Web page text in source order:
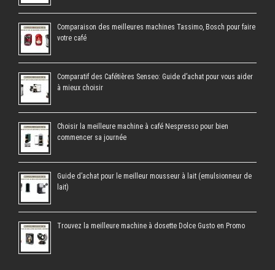
Comparaison des meilleures machines Tassimo, Bosch pour faire
votre café
Comparatif des Cafétières Senseo: Guide d’achat pour vous aider
à mieux choisir
Choisir la meilleure machine à café Nespresso pour bien
commencer sa journée
Guide d’achat pour le meilleur mousseur à lait (emulsionneur de
lait)
Trouvez la meilleure machine à dosette Dolce Gusto en Promo